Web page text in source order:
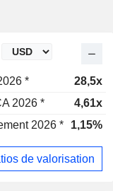
*
28,5x
2026 *
4,61x
2026 * 1,15%
de valorisation